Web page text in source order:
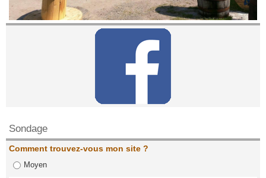
Sondage
Comment trouvez-vous mon site ?
Moyen